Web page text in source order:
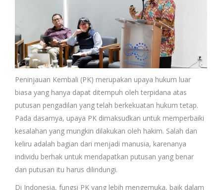
Peninjauan Kembali (PK) merupakan upaya hukum luar
biasa yang hanya dapat ditempuh oleh terpidana atas
putusan pengadilan yang telah berkekuatan hukum tetap.
Pada dasarnya, upaya PK dimaksudkan untuk memperbaiki
kesalahan yang mungkin dilakukan oleh hakim. Salah dan
keliru adalah bagian dari menjadi manusia, karenanya
individu berhak untuk mendapatkan putusan yang benar
dan putusan itu harus dilindungi.
Di Indonesia, fungsi PK yang lebih mengemuka, baik dalam